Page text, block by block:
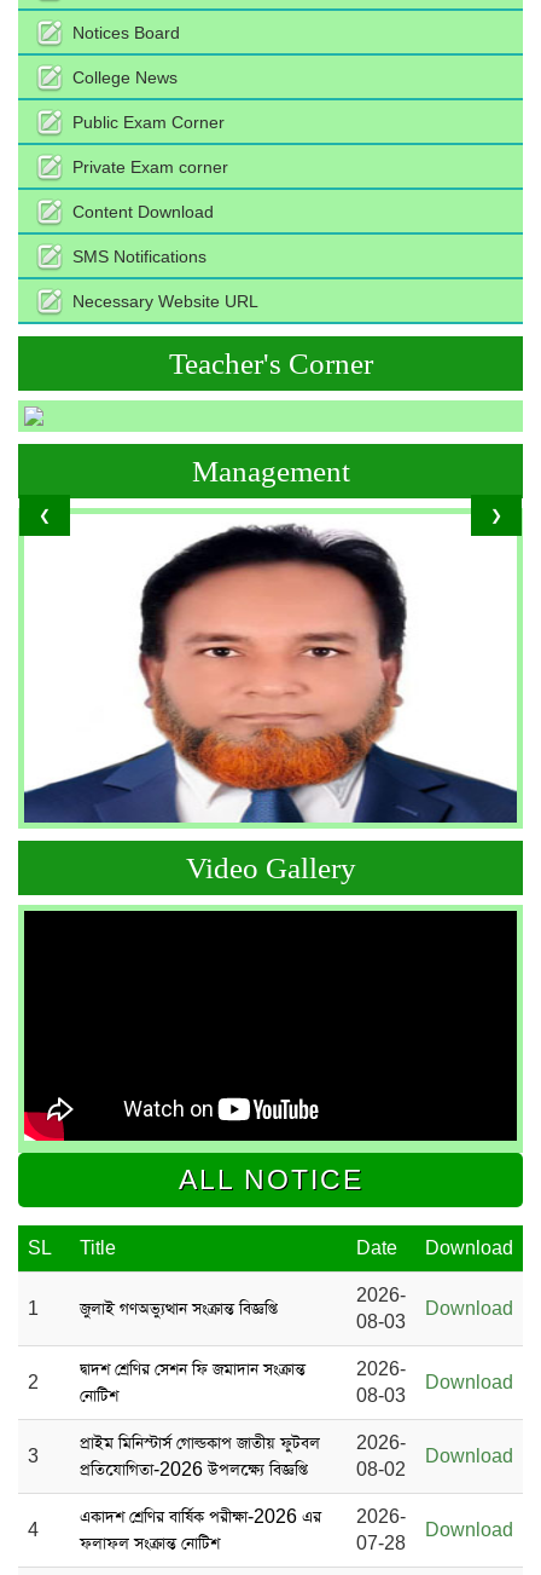
Notices Board
College News
Public Exam Corner
Private Exam corner
Content Download
SMS Notifications
Necessary Website URL
Teacher's Corner
❮ ❯
Management
Video Gallery
ALL NOTICE
SL Title Date Download
1 জুলাই গণঅভ্যুত্থান সংক্রান্ত বিজ্ঞপ্তি
2026-
08-03
Download
2
দ্বাদশ শ্রেণির সেশন ফি জমাদান সংক্রান্ত
নোটিশ
2026-
08-03
Download
3
প্রাইম মিনিস্টার্স গোল্ডকাপ জাতীয় ফুটবল
প্রতিযোগিতা-2026 উপলক্ষ্যে বিজ্ঞপ্তি
2026-
08-02
Download
4
একাদশ শ্রেণির বার্ষিক পরীক্ষা-2026 এর
ফলাফল সংক্রান্ত নোটিশ
2026-
07-28
Download